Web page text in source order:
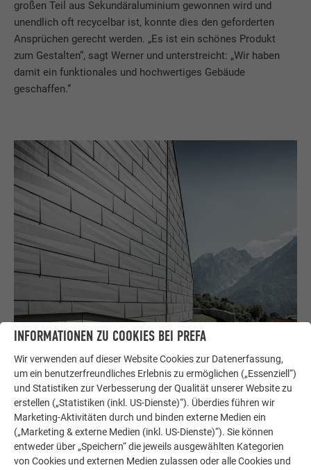
großen Teil aus Sekundäraluminium gewonnen wird und
unendlich oft recycelbar ist, konnte dies den geforderten
Ansprüchen gerecht werden. „Es ist ein schönes Produkt
zum Gestalten“, sagt Werner und unterstreicht: „Wir haben
damit ein funktionales und hochwertiges Gebäude
geschaffen.“
ZWEI MONATE ARBEITSZEIT FÜR DACH &
FASSADE
Für die Umsetzung war der Spengler Gerald Ortner mit
INFORMATIONEN ZU COOKIES BEI PREFA
Wir verwenden auf dieser Website Cookies zur Datenerfassung,
um ein benutzerfreundliches Erlebnis zu ermöglichen („Essenziell“)
und Statistiken zur Verbesserung der Qualität unserer Website zu
erstellen („Statistiken (inkl. US-Dienste)“). Überdies führen wir
Marketing-Aktivitäten durch und binden externe Medien ein
(„Marketing & externe Medien (inkl. US-Dienste)“). Sie können
entweder über „Speichern“ die jeweils ausgewählten Kategorien
von Cookies und externen Medien zulassen oder alle Cookies und